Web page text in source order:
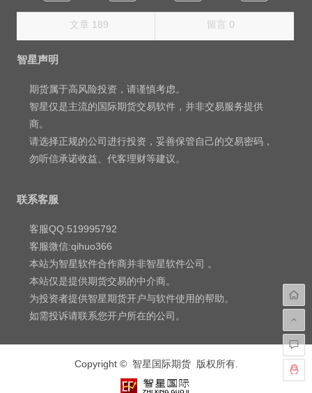
文章 189 留言 0
智星声明
期货属于高风险投资，请谨慎考虑。
智星仅是主流的国际期货交易软件，并非交易服务提供
商。
请选择正规的公司进行投资，妥善保管自己的交易密码，
勿听信承诺收益、代客理财等建议。
联系客服
客服QQ:519995792
客服微信:qihuo366
本站为智星软件合作商并非智星软件公司 。
本站仅是提供期货交易的中介商。
为投资者提供智星期货开户与软件使用的帮助。
如需投诉请联系您开户所在的公司。
Copyright © 智星国际期货 版权所有.